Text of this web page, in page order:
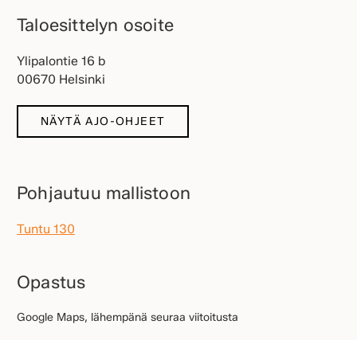
Taloesittelyn osoite
Ylipalontie 16 b
00670 Helsinki
NÄYTÄ AJO-OHJEET
Pohjautuu mallistoon
Tuntu 130
Opastus
Google Maps, lähempänä seuraa viitoitusta